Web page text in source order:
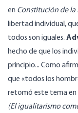
en Constitución de
libertad individual,
todos son iguales.
hecho de que los
principio... Como
que «todos los
retomó este tema en
(El igualitarismo